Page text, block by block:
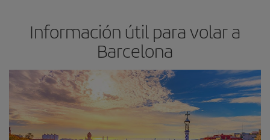
Información útil para volar a
Barcelona